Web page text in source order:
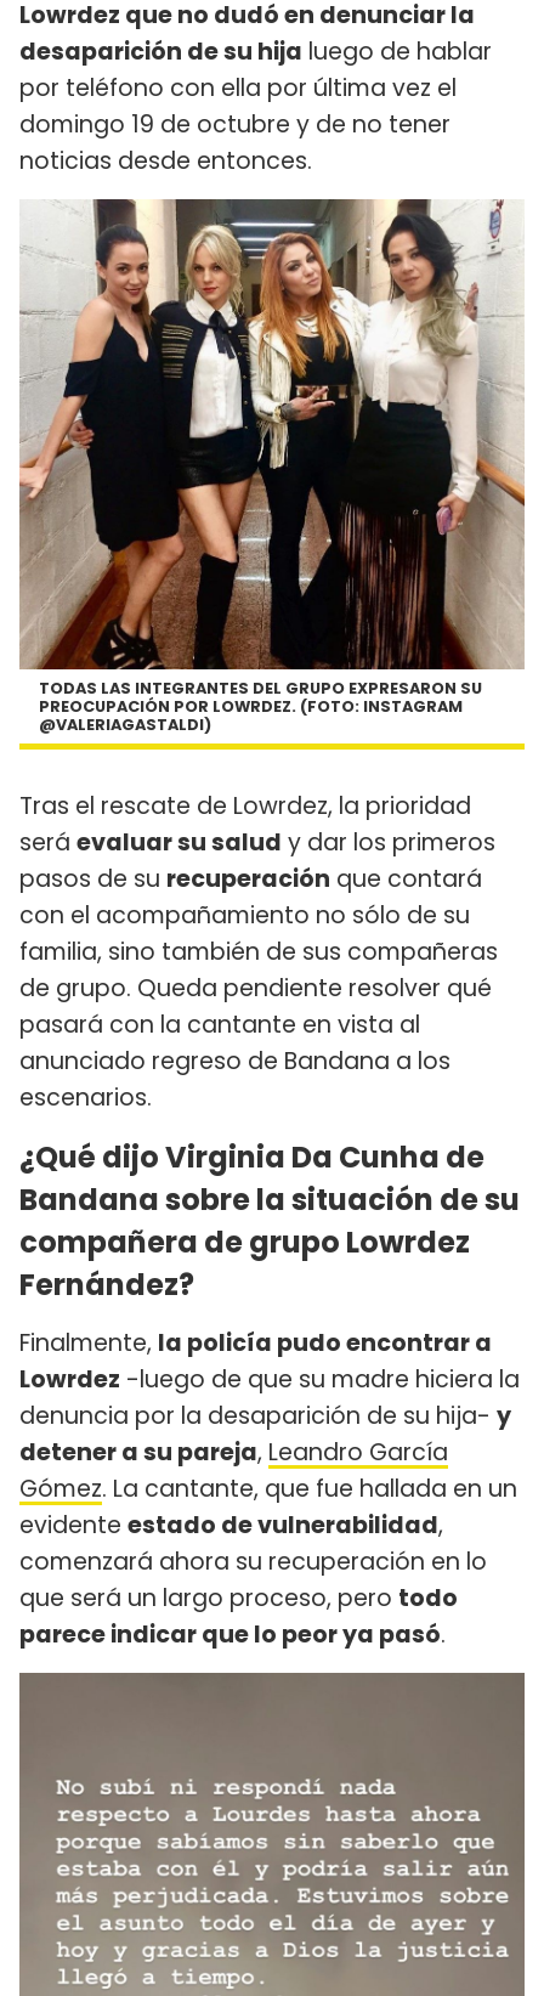
Lowrdez que no dudó en denunciar la
desaparición de su hija luego de hablar
por teléfono con ella por última vez el
domingo 19 de octubre y de no tener
noticias desde entonces.
TODAS LAS INTEGRANTES DEL GRUPO EXPRESARON SU
PREOCUPACIÓN POR LOWRDEZ. (FOTO: INSTAGRAM
@VALERIAGASTALDI)
Tras el rescate de Lowrdez, la prioridad
será evaluar su salud y dar los primeros
pasos de su recuperación que contará
con el acompañamiento no sólo de su
familia, sino también de sus compañeras
de grupo. Queda pendiente resolver qué
pasará con la cantante en vista al
anunciado regreso de Bandana a los
escenarios.
¿Qué dijo Virginia Da Cunha de
Bandana sobre la situación de su
compañera de grupo Lowrdez
Fernández?
Finalmente, la policía pudo encontrar a
Lowrdez -luego de que su madre hiciera la
denuncia por la desaparición de su hija- y
detener a su pareja, Leandro García
Gómez. La cantante, que fue hallada en un
evidente estado de vulnerabilidad,
comenzará ahora su recuperación en lo
que será un largo proceso, pero todo
parece indicar que lo peor ya pasó.